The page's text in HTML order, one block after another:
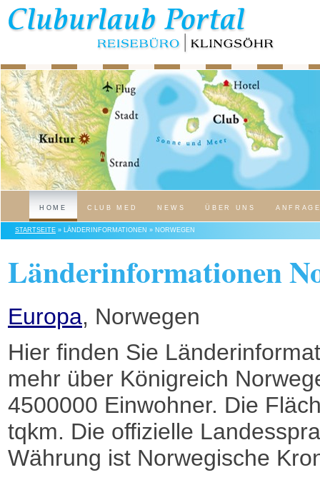
HOME CLUB MED NEWS ÜBER UNS
STARTSEITE » LÄNDERINFORMATIONEN » NORWEGEN
Länderinformationen
Europa, Norwegen
Hier finden Sie
mehr über Königreich
4500000 Einwohner. Die
tqkm. Die offizielle
Währung ist Norwegische